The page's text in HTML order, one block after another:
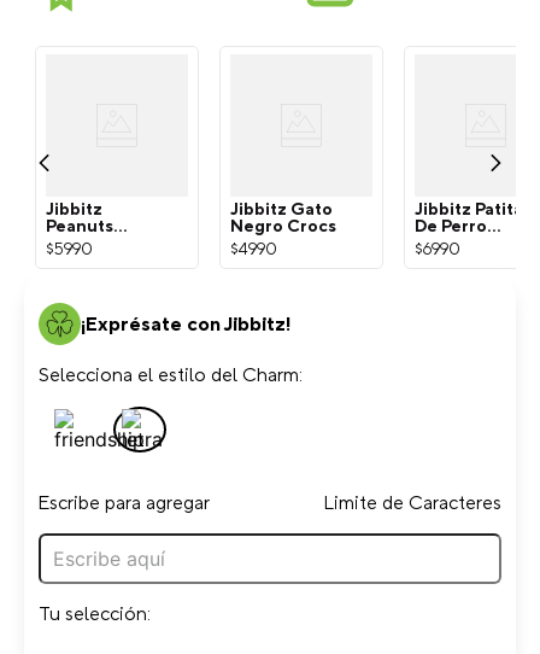
Jibbitz
Peanuts
Snoopy
Blanco Crocs
$5990
Jibbitz Gato
Negro Crocs
$4990
Jibbitz Patita
De Perro
Dorada Crocs
$6990
¡Exprésate con Jibbitz!
Selecciona el estilo del Charm:
Escribe para agregar Limite de Caracteres
Tu selección: